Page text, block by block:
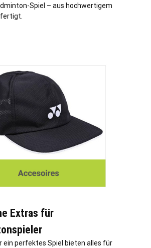
Spiel – aus hochwertigem
Extras für
ein perfektes Spiel bieten alles für